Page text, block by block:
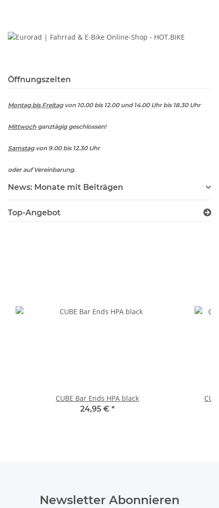
Öffnungszeiten
Montag bis Freitagvon 10.00 bis 12.00 und 14.00 Uhr bis 18.30 Uhr
Mittwochganztägig geschlossen!
Samstagvon 9.00 bis 12.30 Uhr
oder auf Vereinbarung.
News: Monate mit Beiträgen
Top-Angebot
CUBE Bar Ends HPA black
24,95 € *
Newsletter Abonnieren